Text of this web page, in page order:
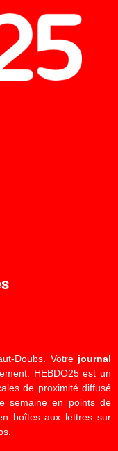
Doubs. Votre journal
HEBDO25 est un
de proximité diffusé
semaine en points de
boîtes aux lettres sur